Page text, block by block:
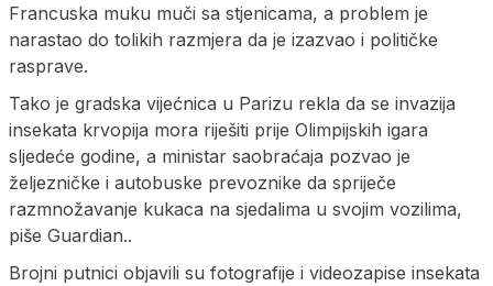
Francuska muku muči sa stjenicama, a problem je
narastao do tolikih razmjera da je izazvao i političke
rasprave.
Tako je gradska vijećnica u Parizu rekla da se invazija
insekata krvopija mora riješiti prije Olimpijskih igara
sljedeće godine, a ministar saobraćaja pozvao je
željezničke i autobuske prevoznike da spriječe
razmnožavanje kukaca na sjedalima u svojim vozilima,
piše Guardian..
Brojni putnici objavili su fotografije i videozapise insekata